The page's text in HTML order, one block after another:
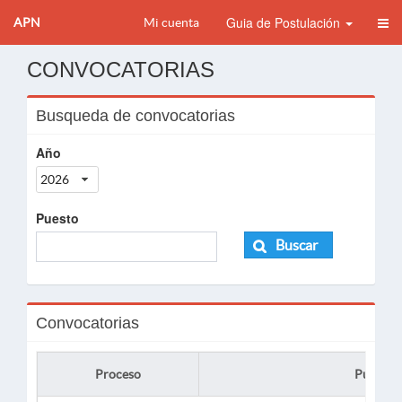
APN Mi cuenta Guia de Postulación
CONVOCATORIAS
Busqueda de convocatorias
Año
2026
Puesto
Buscar
Convocatorias
Proceso Puesto